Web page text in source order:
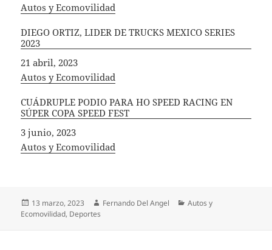
In relation to
Autos y Ecomovilidad
DIEGO ORTIZ, LIDER DE TRUCKS MEXICO SERIES
2023
Fecha
21 abril, 2023
In relation to
Autos y Ecomovilidad
CUÁDRUPLE PODIO PARA HO SPEED RACING EN
SÚPER COPA SPEED FEST
Fecha
3 junio, 2023
In relation to
Autos y Ecomovilidad
Publicado
el
13 marzo, 2023 Autor
Fernando Del Angel Categorías
Autos y
Ecomovilidad, Deportes